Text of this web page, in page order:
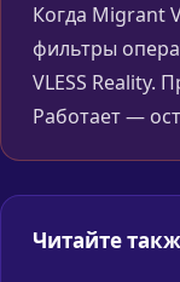
Когда Migrant
фильтры
VLESS Reality.
Работает —
Читайте